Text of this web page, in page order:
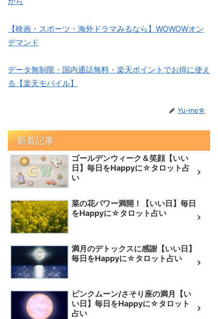
【映画・スポーツ・海外ドラマみるなら】WOWOWオン
デマンド
データ無制限・国内通話無料・楽天ポイントでお得に使え
る【楽天モバイル】
Yu-me☆
新着記事
ゴールデンウィーク＆笑顔【いい
日】毎日をHappyに☆タロット占
い
菜の花パワー満開！【いい日】毎日
をHappyに☆タロット占い
満月のデトックスに感謝【いい日】
毎日をHappyに☆タロット占い
ピンクムーン/さそり座の満月【い
い日】毎日をHappyに☆タロット
占い